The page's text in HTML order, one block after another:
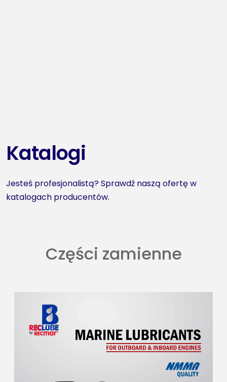
Katalogi
Jesteś profesjonalistą? Sprawdź naszą ofertę w
katalogach producentów.
Części zamienne